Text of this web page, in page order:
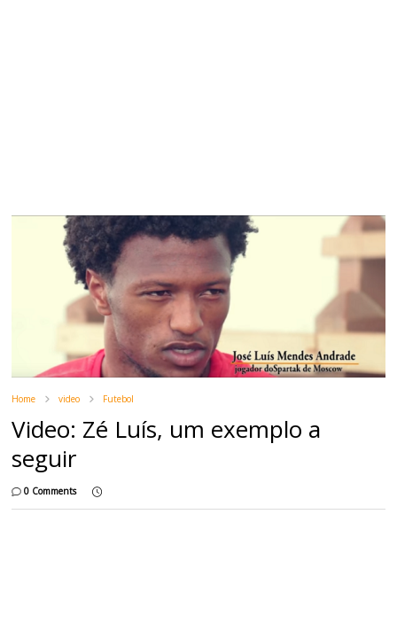
Home video Futebol
Video: Zé Luís, um exemplo a
seguir
0 Comments